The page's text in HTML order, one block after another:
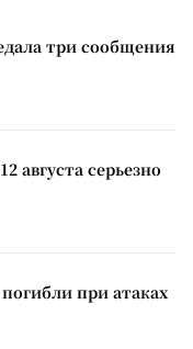
три сообщения
августа серьезно
при атаках